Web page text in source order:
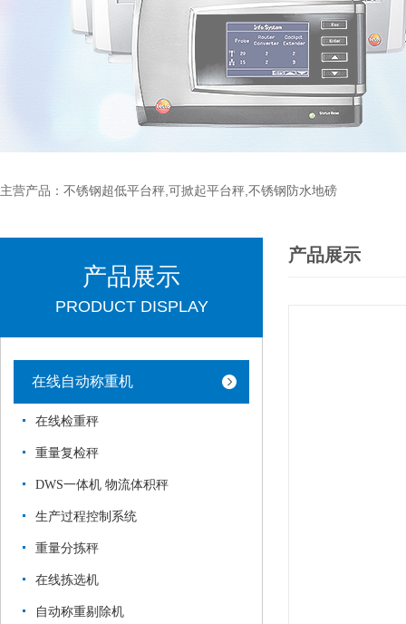
主营产品：不锈钢超低平台秤,可掀起平台秤,不锈钢防水地磅
产品展示
PRODUCT DISPLAY
在线自动称重机
在线检重秤
重量复检秤
DWS一体机 物流体积秤
生产过程控制系统
重量分拣秤
在线拣选机
自动称重剔除机
产品展示